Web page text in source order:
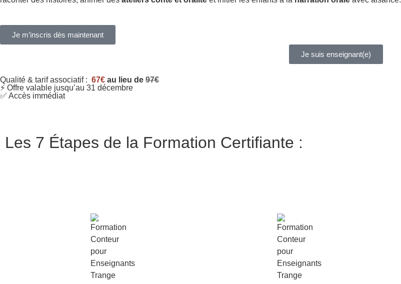
Je m’inscris dès maintenant
Je suis enseignant(e)
Qualité & tarif associatif : 67€ au lieu de 97€
⚡ Offre valable jusqu’au 31 décembre
✅ Accès immédiat
Les 7 Étapes de la Formation Certifiante :